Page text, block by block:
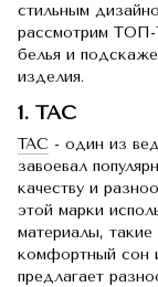
стильным
рассмотрим ТОП-
белья и
изделия.
1. TAC
TAC - один из
завоевал
качеству и
этой марки
материалы, такие
комфортный сон
предлагает